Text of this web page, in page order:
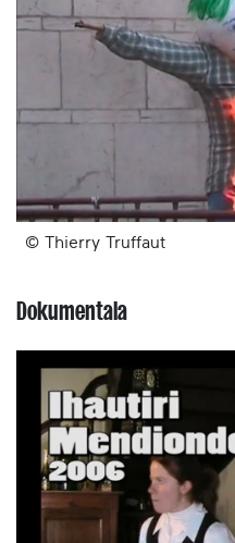
© Thierry Truffaut
Dokumentala